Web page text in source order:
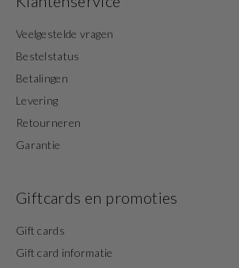
Veelgestelde vragen
Bestelstatus
Betalingen
Levering
Retourneren
Garantie
Giftcards en promoties
Gift cards
Gift card informatie